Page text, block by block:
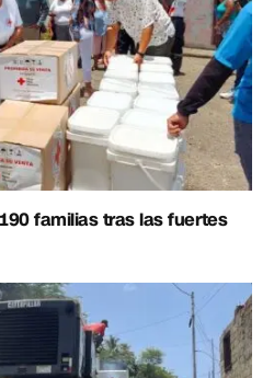
familias tras las fuertes